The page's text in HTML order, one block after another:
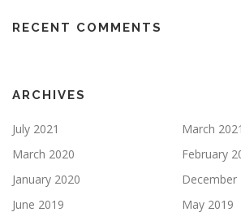
RECENT COMMENTS
ARCHIVES
July 2021
March 2021
March 2020
February
January 2020
December
June 2019
May 2019